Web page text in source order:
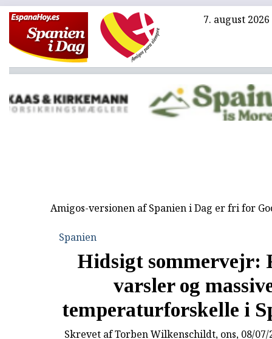
7. august 2026
Amigos-versionen af Spanien i Dag er fri for
Spanien
Hidsigt sommervejr:
varsler og
temperaturforskelle i
Skrevet afTorben Wilkenschildt, ons, 08/